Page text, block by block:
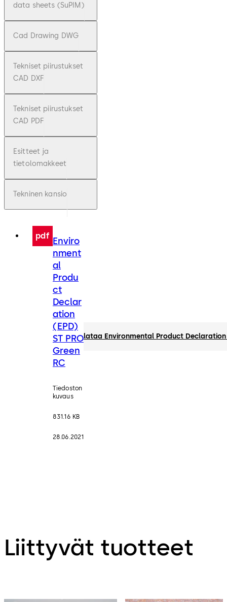
data sheets (SuPIM)
Cad Drawing DWG
Tekniset piirustukset
CAD DXF
Tekniset piirustukset
CAD PDF
Esitteet ja
tietolomakkeet
Tekninen kansio
pdf Enviro
nment
al
Produ
ct
Declar
ation
(EPD)
ST PRO
Green
RC
Tiedoston
kuvaus
831.16 KB
28.06.2021
lataa Environmental Product Declaration
Liittyvät tuotteet